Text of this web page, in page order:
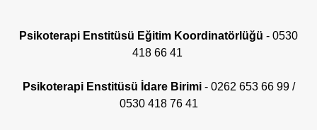
Psikoterapi Enstitüsü Eğitim Koordinatörlüğü - 0530
418 66 41
Psikoterapi Enstitüsü İdare Birimi- 0262 653 66 99 /
0530 418 76 41